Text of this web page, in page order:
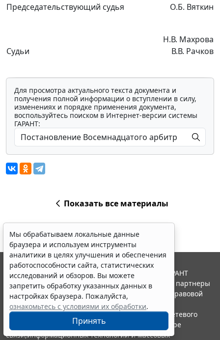
Председательствующий судья О.Б. Вяткин
Судьи
Н.В. Махрова
В.В. Рачков
Для просмотра актуального текста документа и
получения полной информации о вступлении в силу,
изменениях и порядке применения документа,
воспользуйтесь поиском в Интернет-версии системы
ГАРАНТ:
Показать все материалы
Мы обрабатываем локальные данные
браузера и используем инструменты
аналитики в целях улучшения и обеспечения
работоспособности сайта, статистических
исследований и обзоров. Вы можете
запретить обработку указанных данных в
настройках браузера. Пожалуйста,
ознакомьтесь с условиями их обработки.
Принять
© ООО "НПП "ГАРАНТ-СЕРВИС", 2026. Система ГАРАНТ
выпускается с 1990 года. Компания "Гарант" и ее партнеры
являются участниками Российской ассоциации правовой
информации ГАРАНТ.
Портал ГАРАНТ.РУ зарегистрирован в качестве сетевого
издания Федеральной службой по надзору в сфере
связи,информационных технологий и массовых